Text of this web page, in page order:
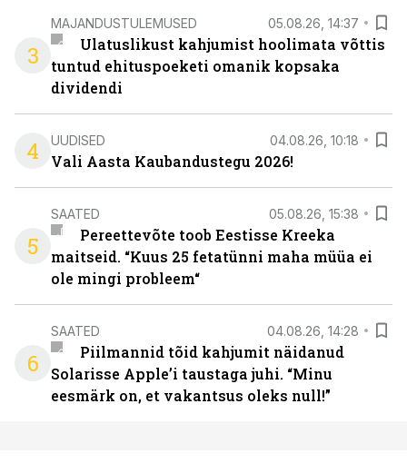
3
MAJANDUSTULEMUSED 05.08.26, 14:37
Ulatuslikust kahjumist hoolimata võttis
tuntud ehituspoeketi omanik kopsaka
dividendi
4 UUDISED 04.08.26, 10:18
Vali Aasta Kaubandustegu 2026!
5
SAATED 05.08.26, 15:38
Pereettevõte toob Eestisse Kreeka
maitseid. “Kuus 25 fetatünni maha müüa ei
ole mingi probleem“
6
SAATED 04.08.26, 14:28
Piilmannid tõid kahjumit näidanud
Solarisse Apple’i taustaga juhi. “Minu
eesmärk on, et vakantsus oleks null!”